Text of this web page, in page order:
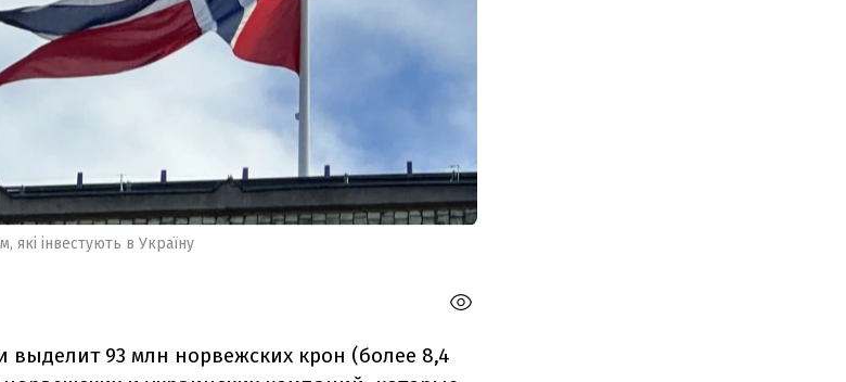
які інвестують в Україну
выделит 93 млн норвежских крон (более 8,4